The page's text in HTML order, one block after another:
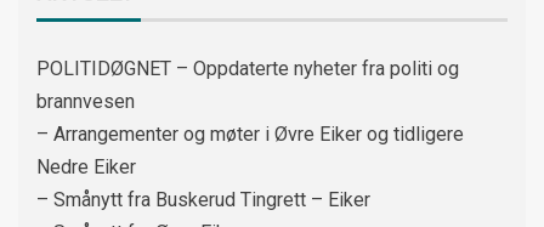
POLITIDØGNET – Oppdaterte nyheter fra politi og
brannvesen
– Arrangementer og møter i Øvre Eiker og tidligere
Nedre Eiker
– Smånytt fra Buskerud Tingrett – Eiker